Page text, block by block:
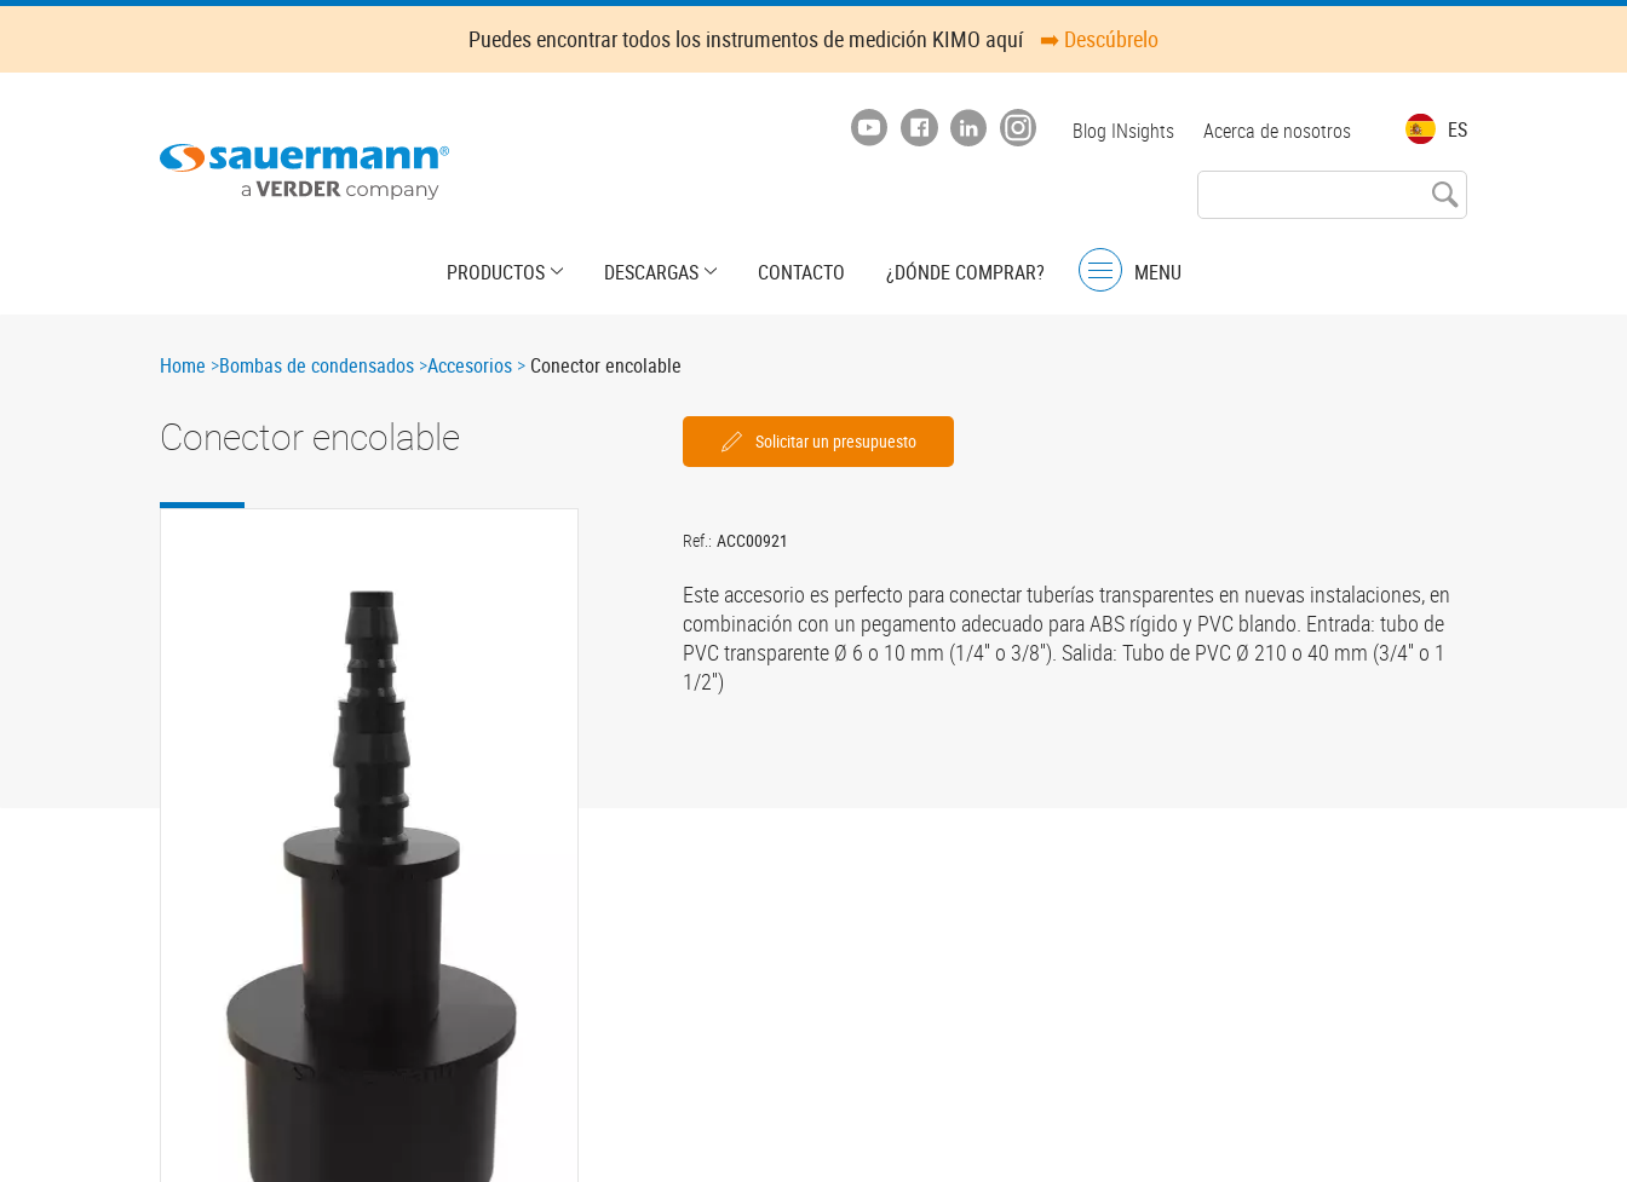
Skip
main
Puedes encontrar todos los instrumentos de medición KIMO aquí ➡️ Descúbrelo
ES
Top
Blog INsights Acerca de nosotros
PRODUCTOS DESCARGAS CONTACTO
¿DÓNDE COMPRAR?
Menu
MENU
Breadcrumb
Home Bombas de condensados Accesorios Conector encolable
Conector encolable Solicitar un presupuesto
Ref.: ACC00921
Este accesorio es perfecto para conectar tuberías transparentes en nuevas instalaciones, en
combinación con un pegamento adecuado para ABS rígido y PVC blando. Entrada: tubo de
PVC transparente Ø 6 o 10 mm (1/4'' o 3/8''). Salida: Tubo de PVC Ø 210 o 40 mm (3/4'' o 1
1/2'')